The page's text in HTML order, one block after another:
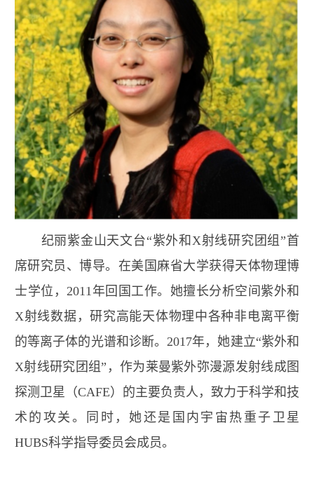
纪丽紫金山天文台“紫外和 X射线研究团组”首
席研究员、博导。在美国麻省大学获得天体物理博
士学位， 2011年回国工作。她擅长分析空间紫外和
X射线数据，研究高能天体物理中各种非电离平衡
的等离子体的光谱和诊断。2017年，她建立“紫外和
X射线研究团组”，作为莱曼紫外弥漫源发射线成图
探测卫星（CAFE）的主要负责人，致力于科学和技
术的攻关。同时，她还是国内宇宙热重子卫星
HUBS科学指导委员会成员。